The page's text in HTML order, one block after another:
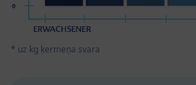
* uz kg ķermeņa svara